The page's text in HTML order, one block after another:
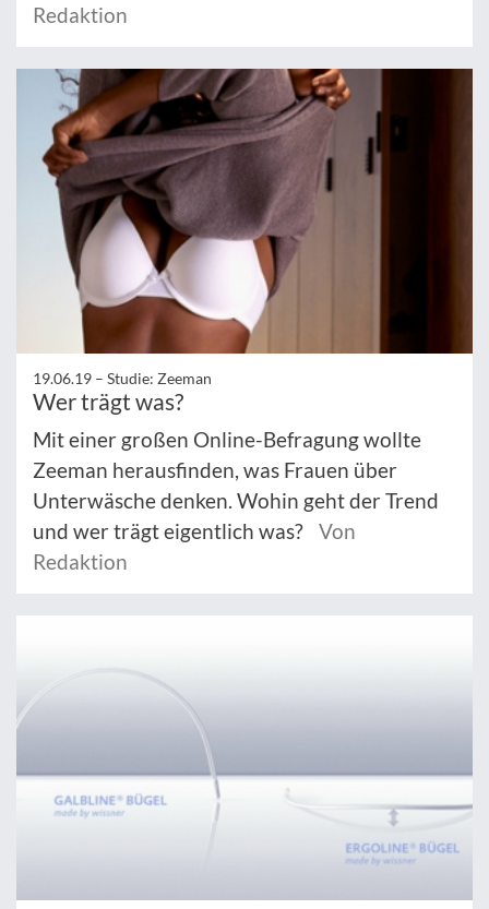
Redaktion
19.06.19 – Studie: Zeeman
Wer trägt was?
Mit einer großen Online-Befragung wollte
Zeeman herausfinden, was Frauen über
Unterwäsche denken. Wohin geht der Trend
und wer trägt eigentlich was?
Von
Redaktion